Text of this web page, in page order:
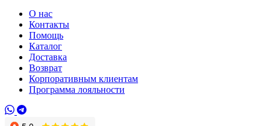
О нас
Контакты
Помощь
Каталог
Доставка
Возврат
Корпоративным клиентам
Программа лояльности